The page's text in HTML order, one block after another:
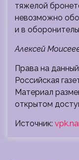
тяжелой
невозможно
и в
Алексей
Права на
Российская
Материал
открытом
Источник: